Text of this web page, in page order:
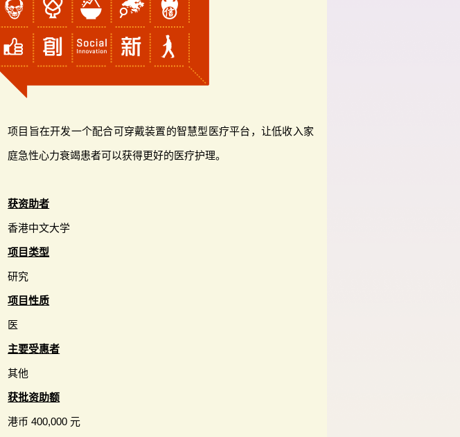
项目旨在开发一个配合可穿戴装置的智慧型医疗平台，让低收入家
庭急性心力衰竭患者可以获得更好的医疗护理。
获资助者
香港中文大学
项目类型
研究
项目性质
医
主要受惠者
其他
获批资助额
港币 400,000 元